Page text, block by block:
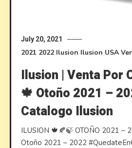
July 20, 2021
2021 2022 Ilusion Ilusion USA
Ilusion | Venta Por
🍁 Otoño 2021 –
Catalogo Ilusion
ILUSION 🍁🍂🍃 OTOÑO 2021 –
Otoño 2021 – 2022